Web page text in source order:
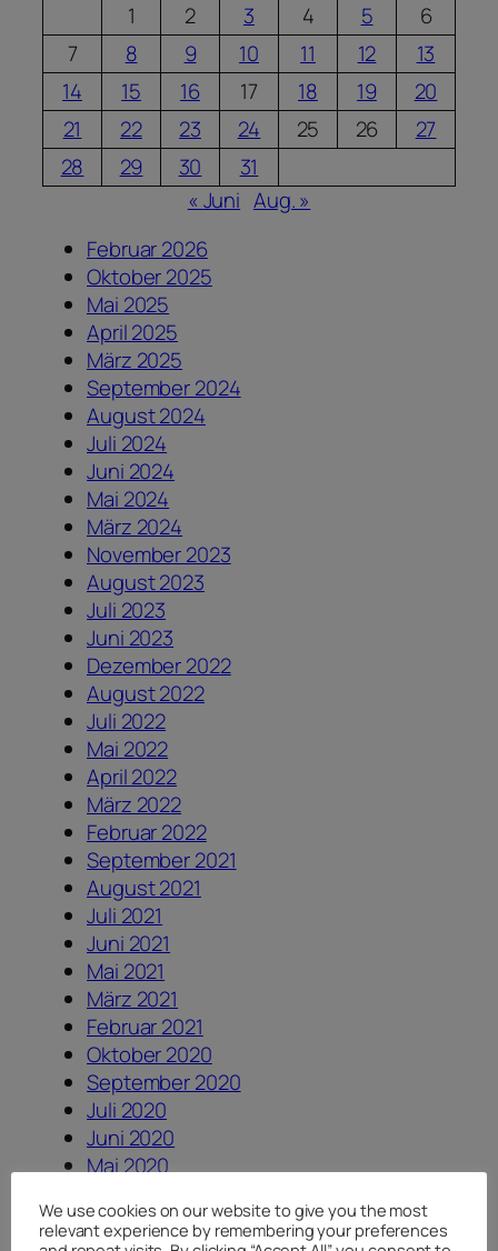
1
2 3 4 5
6
7
8 9 10 11 12
13
14
15 16 17 18 19
20
21
22 23 24 25 26
27
28
29 30
31
« Juni Aug. »
Februar 2026
Oktober 2025
Mai 2025
April 2025
März 2025
September 2024
August 2024
Juli 2024
Juni 2024
Mai 2024
März 2024
November 2023
August 2023
Juli 2023
Juni 2023
Dezember 2022
August 2022
Juli 2022
Mai 2022
April 2022
März 2022
Februar 2022
September 2021
August 2021
Juli 2021
Juni 2021
Mai 2021
März 2021
Februar 2021
Oktober 2020
September 2020
Juli 2020
Juni 2020
Mai 2020
August 2019
We use cookies on our website to give you the most
relevant experience by remembering your preferences